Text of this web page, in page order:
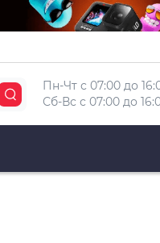
Пн-Чт с 07:00 до
Сб-Вс с 07:00 до